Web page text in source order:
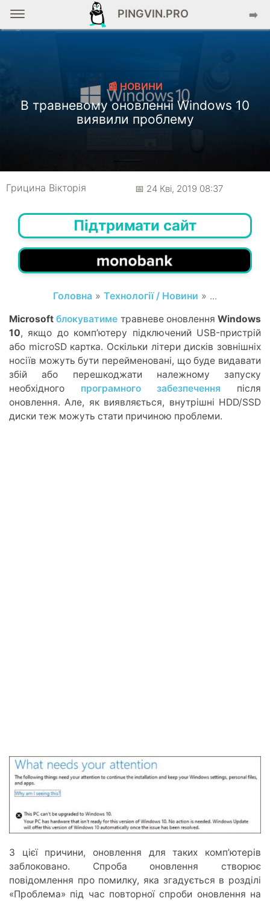
PINGVIN.PRO ➡️
📰 НОВИНИ
В травневому оновленні Windows 10
виявили проблему
Грицина Вікторія 📅 24 Кві, 2019 08:37
Підтримати сайт
Головна » Технології / Новини » ...
Microsoft блокуватиме травневе оновлення Windows
10, якщо до комп’ютеру підключений USB-пристрій
або microSD картка. Оскільки літери дисків зовнішніх
носіїв можуть бути перейменовані, що буде видавати
збій або перешкоджати належному запуску
необхідного програмного забезпечення після
оновлення. Але, як виявляється, внутрішні HDD/SSD
диски теж можуть стати причиною проблеми.
З цієї причини, оновлення для таких комп’ютерів
заблоковано. Спроба оновлення створює
повідомлення про помилку, яка згадується в розділі
«Проблема» під час повторної спроби оновлення на